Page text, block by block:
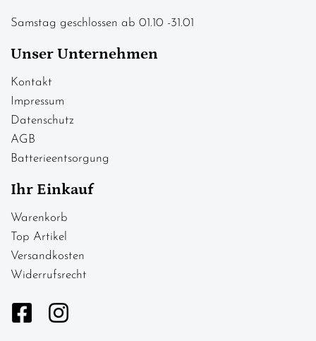
Samstag geschlossen ab 01.10 -31.01
Unser Unternehmen
Kontakt
Impressum
Datenschutz
AGB
Batterieentsorgung
Ihr Einkauf
Warenkorb
Top Artikel
Versandkosten
Widerrufsrecht